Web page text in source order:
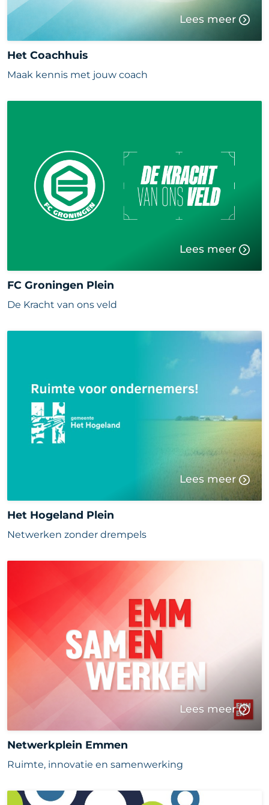
Lees meer
Het Coachhuis
Maak kennis met jouw coach
Lees meer
FC Groningen Plein
De Kracht van ons veld
Lees meer
Het Hogeland Plein
Netwerken zonder drempels
Lees meer
Netwerkplein Emmen
Ruimte, innovatie en samenwerking